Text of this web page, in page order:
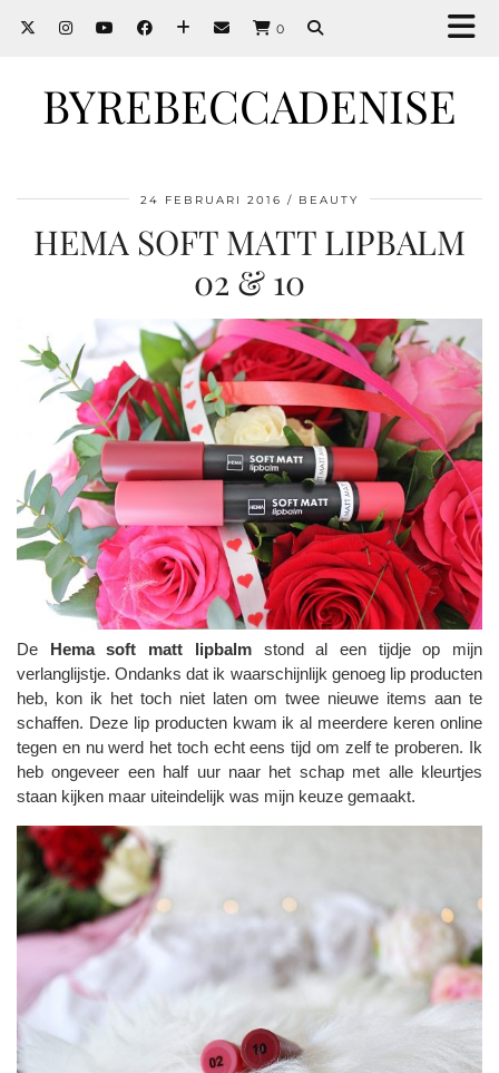
0
BYREBECCADENISE
24 FEBRUARI 2016 BEAUTY
HEMA SOFT MATT LIPBALM
02 & 10
De Hema soft matt lipbalmstond al een tijdje op mijn
verlanglijstje. Ondanks dat ik waarschijnlijk genoeg lip producten
heb, kon ik het toch niet laten om twee nieuwe items aan te
schaffen. Deze lip producten kwam ik al meerdere keren online
tegen en nu werd het toch echt eens tijd om zelf te proberen. Ik
heb ongeveer een half uur naar het schap met alle kleurtjes
staan kijken maar uiteindelijk was mijn keuze gemaakt.